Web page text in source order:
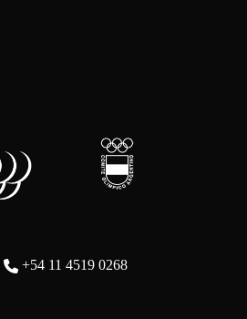
+54 11 4519 0268